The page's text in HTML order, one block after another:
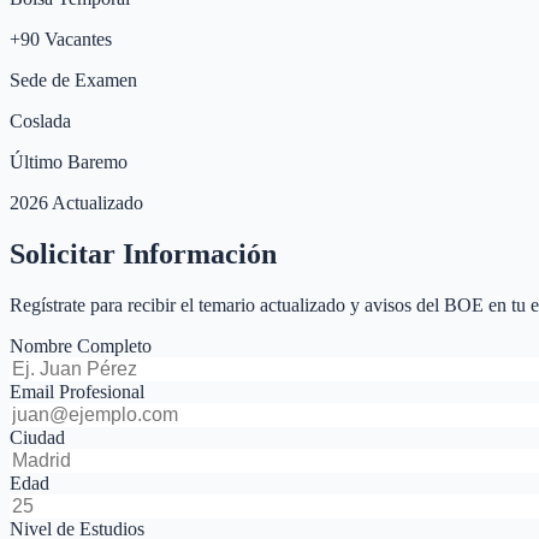
+90 Vacantes
Sede de Examen
Coslada
Último Baremo
2026 Actualizado
Solicitar Información
Regístrate para recibir el temario actualizado y avisos del BOE en tu
Nombre Completo
Email Profesional
Ciudad
Edad
Nivel de Estudios